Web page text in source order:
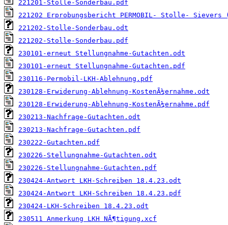
221201-Stolle-Sonderbau.pdf
221202 Erprobungsbericht PERMOBIL- Stolle-
221202-Stolle-Sonderbau.odt
221202-Stolle-Sonderbau.pdf
230101-erneut Stellungnahme-Gutachten.odt
230101-erneut Stellungnahme-Gutachten.pdf
230116-Permobil-LKH-Ablehnung.pdf
230128-Erwiderung-Ablehnung-KostenÃ¼ernahme.odt
230128-Erwiderung-Ablehnung-KostenÃ¼ernahme.pdf
230213-Nachfrage-Gutachten.odt
230213-Nachfrage-Gutachten.pdf
230222-Gutachten.pdf
230226-Stellungnahme-Gutachten.odt
230226-Stellungnahme-Gutachten.pdf
230424-Antwort LKH-Schreiben 18.4.23.odt
230424-Antwort LKH-Schreiben 18.4.23.pdf
230424-LKH-Schreiben 18.4.23.odt
230511 Anmerkung LKH NÃ¶tigung.xcf